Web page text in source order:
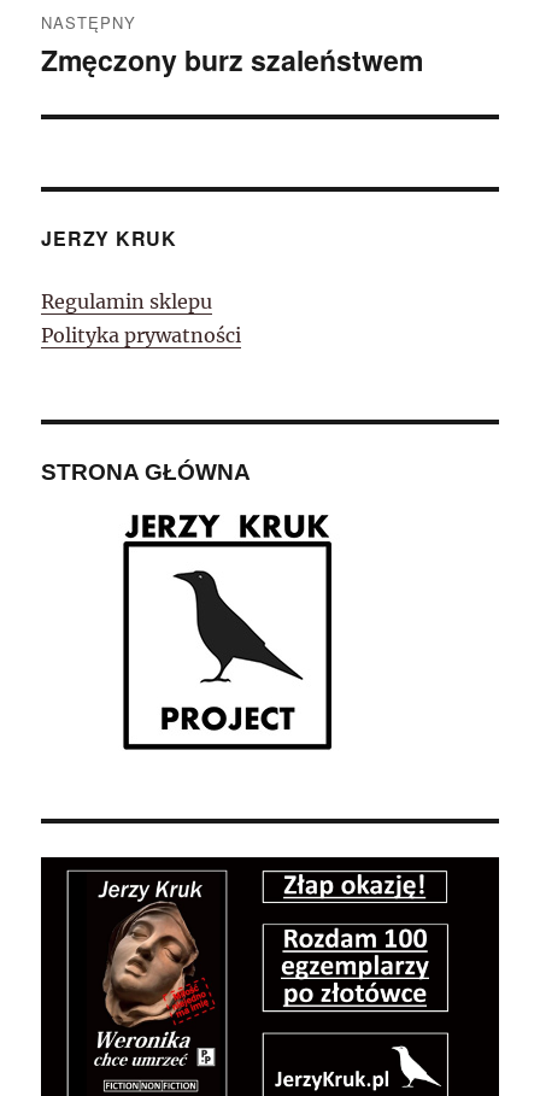
NASTĘPNY
Następny
Zmęczony burz szaleństwem
JERZY KRUK
Regulamin sklepu
Polityka prywatności
STRONA GŁÓWNA